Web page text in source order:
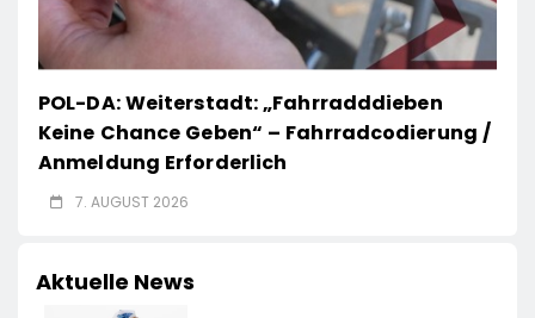
POL-DA: Weiterstadt: „Fahrradddieben
Keine Chance Geben“ – Fahrradcodierung /
Anmeldung Erforderlich
7. AUGUST 2026
Aktuelle News